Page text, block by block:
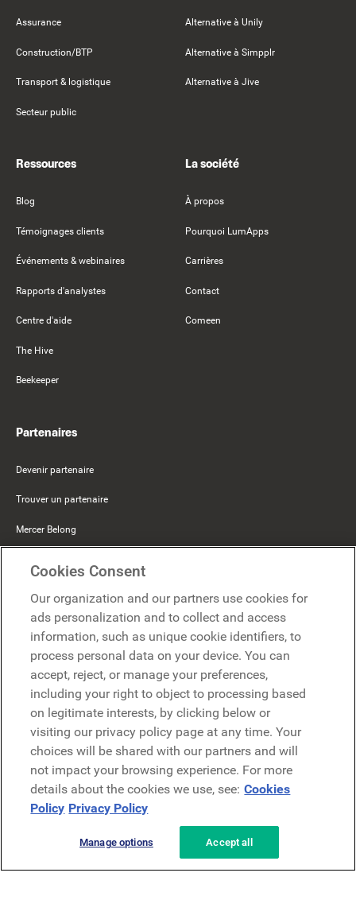
Assurance
Construction/BTP
Transport & logistique
Secteur public
Alternative à Unily
Alternative à Simpplr
Alternative à Jive
Ressources
Blog
Témoignages clients
Événements & webinaires
Rapports d'analystes
Centre d'aide
The Hive
Beekeeper
La société
À propos
Pourquoi LumApps
Carrières
Contact
Comeen
Partenaires
Devenir partenaire
Trouver un partenaire
Mercer Belong
Demander une démo
Demander une démo
Contact
Contact
Politique de confidentialité
Cookies Consent
Our organization and our partners use cookies for
ads personalization and to collect and access
information, such as unique cookie identifiers, to
process personal data on your device. You can
accept, reject, or manage your preferences,
including your right to object to processing based
on legitimate interests, by clicking below or
visiting our privacy policy page at any time. Your
choices will be shared with our partners and will
not impact your browsing experience. For more
details about the cookies we use, see: Cookies
Policy Privacy Policy
Manage options Accept all